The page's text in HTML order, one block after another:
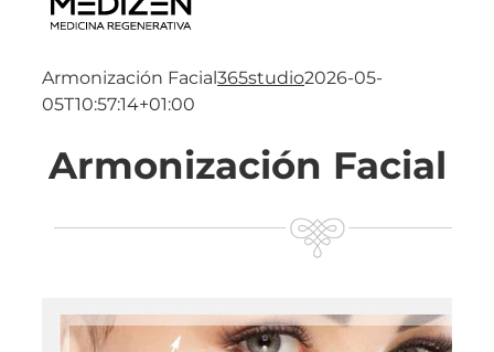
Armonización Facial 365studio2026-05-
05T10:57:14+01:00
Armonización Facial